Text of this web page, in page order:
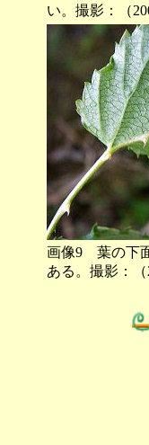
い。撮影：（
画像9 葉の下
ある。撮影：